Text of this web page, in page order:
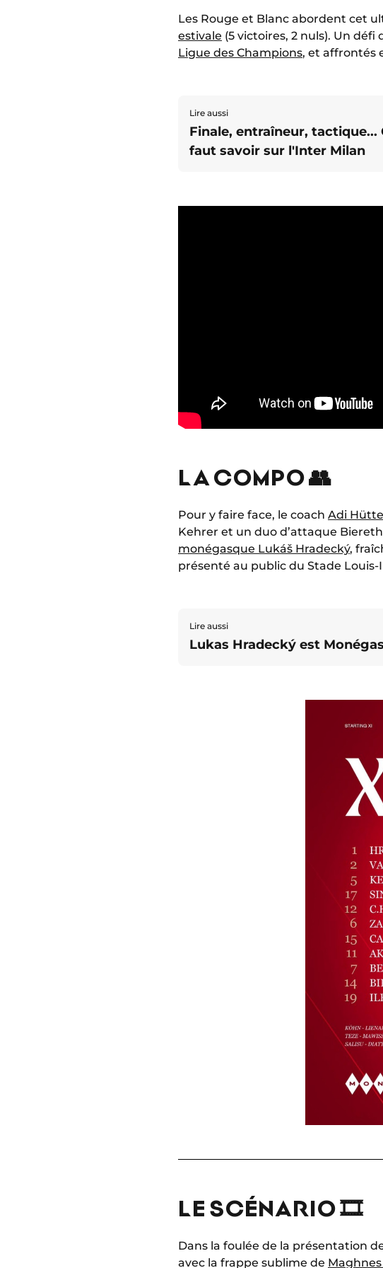
Les Rouge et Blanc abordent cet
estivale (5 victoires, 2 nuls). Un
Ligue des Champions, et affrontés
Lire aussi
Finale, entraîneur, tactique...
faut savoir sur l'Inter Milan
LA COMPO 👥
Pour y faire face, le coach Adi
Kehrer et un duo d’attaque
monégasque Lukáš Hradecký,
présenté au public du Stade Louis-
Lire aussi
Lukas Hradecký est
LE SCÉNARIO 🎞
Dans la foulée de la présentation
avec la frappe sublime de